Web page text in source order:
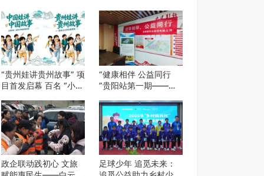
“贵州娃讲贵州故事” 项
目首发启幕 百名 “小小
成长之旅
“健康相伴 公益同行
”贵阳站第一期——岳
健康公益科普活动
政企联动践初心 文旅
足球少年 追觅未来：